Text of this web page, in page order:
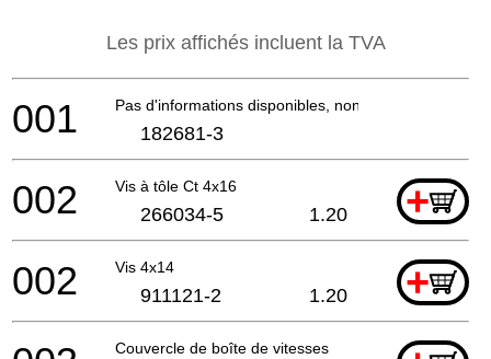
Les prix affichés incluent la TVA
Pas d'informations disponibles, non commandable
001 182681-3
Vis à tôle Ct 4x16 +
002 266034-5 1.20
Vis 4x14 +
002 911121-2 1.20
Couvercle de boîte de vitesses